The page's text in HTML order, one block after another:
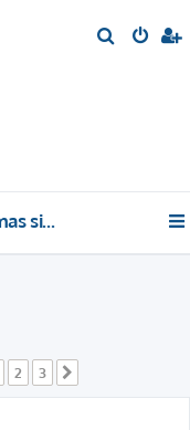
Temas sin respuesta
2 3